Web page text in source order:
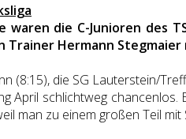
die C-Junioren des
Hermann
(8:15), die SG Lauterstein/
April schlichtweg
man zu einem großen Teil